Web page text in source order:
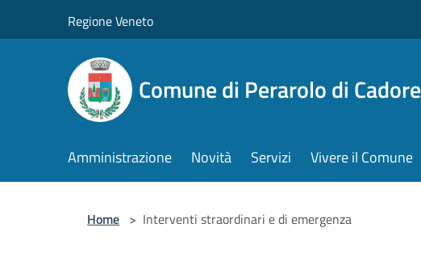
Regione Veneto
Comune di Perarolo di Cadore
Amministrazione Novità Servizi Vivere il Comune
Home > Interventi straordinari e di emergenza